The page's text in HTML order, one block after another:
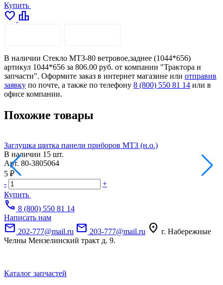
Купить
favorite leaderboard
В наличии Стекло МТЗ-80 ветровое,заднее (1044*656)
артикул 1044*656 за 806.00 руб. от компании "Трактора и
запчасти". Оформите заказ в интернет магазине или отправив
заявку по почте, а также по телефону 8 (800) 550 81 14 или в
офисе компании.
Похожие товары
Заглушка щитка панели приборов МТЗ (н.о.)
В наличии 15 шт.
Арт. 80-3805064
5 ₽
-
+
Купить
call 8 (800) 550 81 14
Написать нам
mail 202-777@mail.ru mail 203-777@mail.ru location_on г. Набережные
Челны Мензелинский тракт д. 9.
Каталог запчастей